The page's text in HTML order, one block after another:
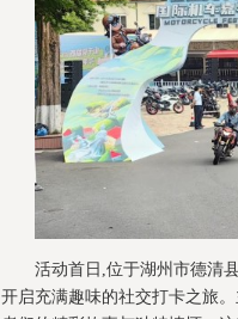
活动首日,位于湖州市德清
开启充满趣味的社交打卡之旅